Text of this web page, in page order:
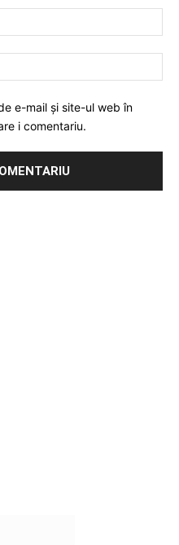
e-mail și site-ul web în
i comentariu.